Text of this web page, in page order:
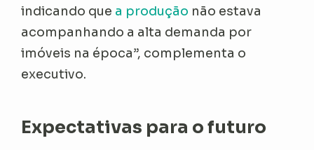
indicando que a produção não estava
acompanhando a alta demanda por
imóveis na época”, complementa o
executivo.
Expectativas para o futuro